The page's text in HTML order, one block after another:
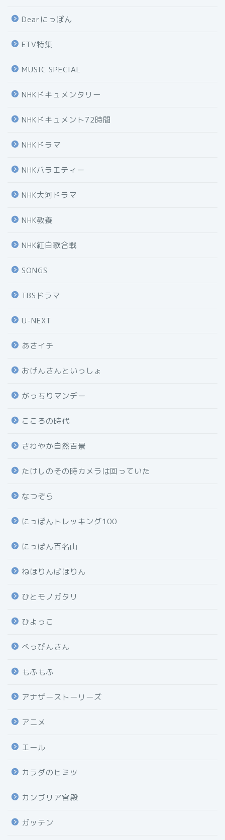
Dearにっぽん
ETV特集
MUSIC SPECIAL
NHKドキュメンタリー
NHKドキュメント72時間
NHKドラマ
NHKバラエティー
NHK大河ドラマ
NHK教養
NHK紅白歌合戦
SONGS
TBSドラマ
U-NEXT
あさイチ
おげんさんといっしょ
がっちりマンデー
こころの時代
さわやか自然百景
たけしのその時カメラは回っていた
なつぞら
にっぽんトレッキング100
にっぽん百名山
ねほりんぱほりん
ひとモノガタリ
ひよっこ
べっぴんさん
もふもふ
アナザーストーリーズ
アニメ
エール
カラダのヒミツ
カンブリア宮殿
ガッテン